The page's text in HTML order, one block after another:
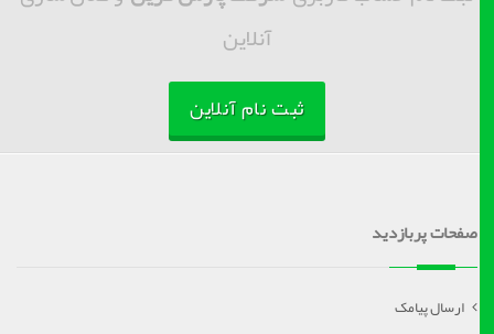
آنلاین
ثبت نام آنلاین
صفحات پربازدید
ارسال پیامک